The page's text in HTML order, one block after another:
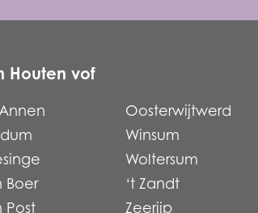
Houten vof
Boer
Post
Oosterwijtwerd
Winsum
Woltersum
‘t Zandt
Zeerijp